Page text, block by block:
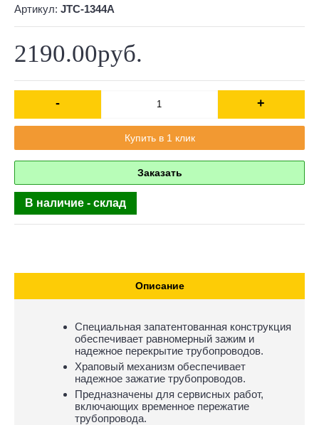
Артикул: JTC-1344A
2190.00руб.
- +
Купить в 1 клик
Заказать
В наличие - склад
Описание
Специальная запатентованная конструкция
обеспечивает равномерный зажим и
надежное перекрытие трубопроводов.
Храповый механизм обеспечивает
надежное зажатие трубопроводов.
Предназначены для сервисных работ,
включающих временное пережатие
трубопровода.